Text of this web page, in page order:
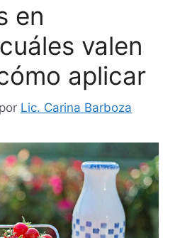
en
valen
aplicar
por Lic. Carina Barboza